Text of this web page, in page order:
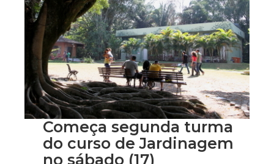
Começa segunda turma
do curso de Jardinagem
no sábado (17)